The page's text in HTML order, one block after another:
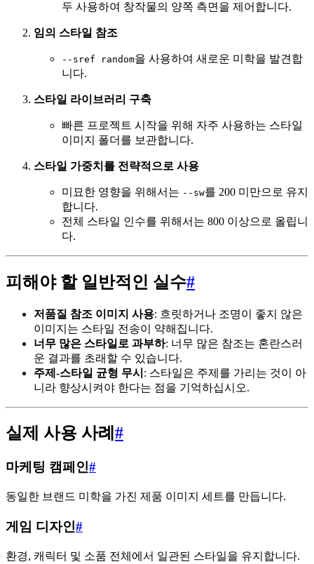
두 사용하여 창작물의 양쪽 측면을 제어합니다.
임의 스타일 참조
--sref random을 사용하여 새로운 미학을 발견합
니다.
스타일 라이브러리 구축
빠른 프로젝트 시작을 위해 자주 사용하는 스타일
이미지 폴더를 보관합니다.
스타일 가중치를 전략적으로 사용
미묘한 영향을 위해서는 --sw를 200 미만으로 유지
합니다.
전체 스타일 인수를 위해서는 800 이상으로 올립니
다.
피해야 할 일반적인 실수#
저품질 참조 이미지 사용: 흐릿하거나 조명이 좋지 않은
이미지는 스타일 전송이 약해집니다.
너무 많은 스타일로 과부하: 너무 많은 참조는 혼란스러
운 결과를 초래할 수 있습니다.
주제-스타일 균형 무시 : 스타일은 주제를 가리는 것이 아
니라 향상시켜야 한다는 점을 기억하십시오.
실제 사용 사례 #
마케팅 캠페인#
동일한 브랜드 미학을 가진 제품 이미지 세트를 만듭니다.
게임 디자인#
환경, 캐릭터 및 소품 전체에서 일관된 스타일을 유지합니다.